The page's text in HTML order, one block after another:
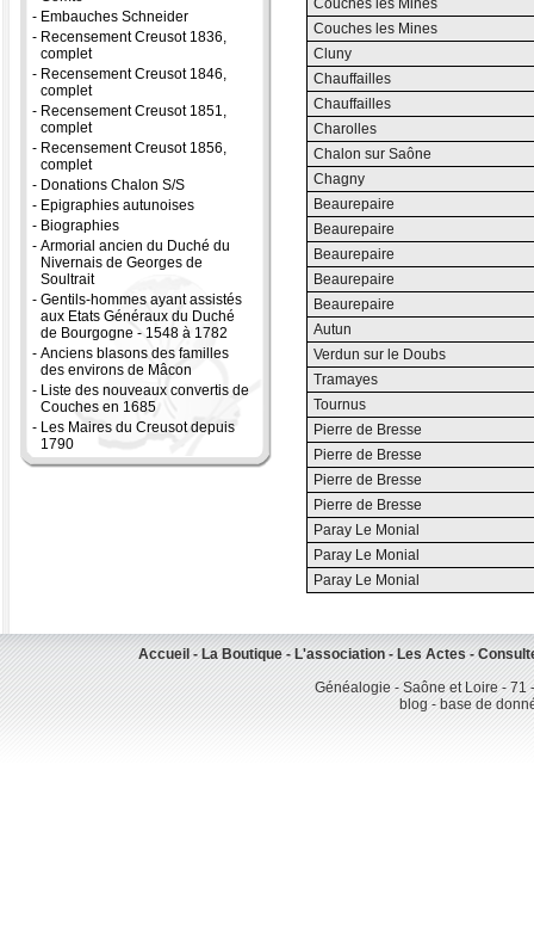
- Embauches Schneider
- Recensement Creusot 1836,
complet
- Recensement Creusot 1846,
complet
- Recensement Creusot 1851,
complet
- Recensement Creusot 1856,
complet
- Donations Chalon S/S
- Epigraphies autunoises
- Biographies
- Armorial ancien du Duché du
Nivernais de Georges de
Soultrait
- Gentils-hommes ayant assistés
aux Etats Généraux du Duché
de Bourgogne - 1548 à 1782
- Anciens blasons des familles
des environs de Mâcon
- Liste des nouveaux convertis de
Couches en 1685
- Les Maires du Creusot depuis
1790
Couches les Mines
Couches les Mines
Cluny
Chauffailles
Chauffailles
Charolles
Chalon sur Saône
Chagny
Beaurepaire
Beaurepaire
Beaurepaire
Beaurepaire
Beaurepaire
Autun
Verdun sur le Doubs
Tramayes
Tournus
Pierre de Bresse
Pierre de Bresse
Pierre de Bresse
Pierre de Bresse
Paray Le Monial
Paray Le Monial
Paray Le Monial
Accueil - La Boutique - L'association - Les Actes -
Généalogie - Saône et Loire -
blog - base de